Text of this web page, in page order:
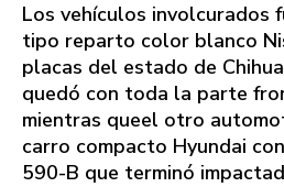
Los vehículos involcurados
tipo reparto color blanco
placas del estado de
quedó con toda la parte
mientras queel otro
carro compacto Hyundai
590-B que terminó